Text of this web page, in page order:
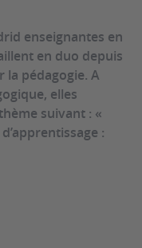
enseignantes en
en duo depuis
pédagogie. A
elles
suivant : «
: